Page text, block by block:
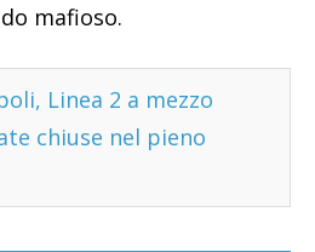
mafioso.
Linea 2 a mezzo
chiuse nel pieno